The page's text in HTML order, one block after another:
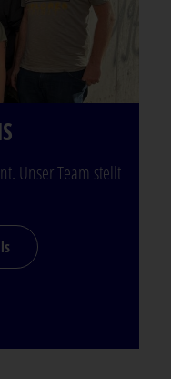
Unser Team stellt